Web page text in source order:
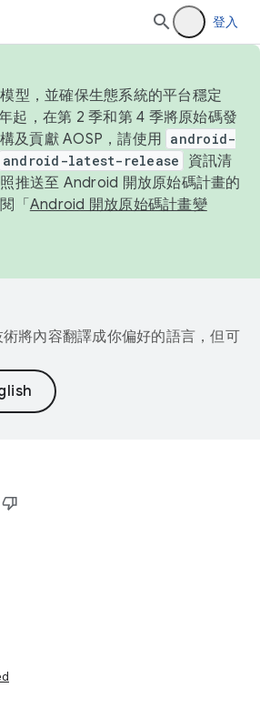
登入
型，並確保生態系統的平台穩定
起，在第 2 季和第 4 季將原始碼發
及貢獻 AOSP，請使用 android-
android-latest-release
資訊清
推送至 Android 開放原始碼計畫的
「 Android 開放原始碼計畫變
將內容翻譯成你偏好的語言，但可